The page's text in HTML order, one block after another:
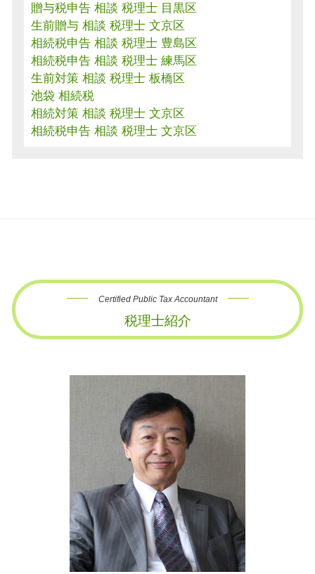
贈与税申告 相談 税理士 目黒区
生前贈与 相談 税理士 文京区
相続税申告 相談 税理士 豊島区
相続税申告 相談 税理士 練馬区
生前対策 相談 税理士 板橋区
池袋 相続税
相続対策 相談 税理士 文京区
相続税申告 相談 税理士 文京区
Certified Public Tax Accountant
税理士紹介